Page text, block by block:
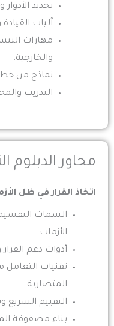
تحديد
آليات
مهارات
والخارجية.
نماذج من خطط
التدريب
محاور الدبلوم
اتخاذ القرار في ظل
السمات النفسية
الأزمات.
أدوات دعم
تقنيات التعامل
المتضاربة.
التقييم السريع
بناء مصفوفة